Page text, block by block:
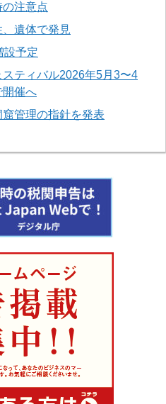
注意点
遺体で発見
設予定
スティバル2026年5月3〜4
開催へ
窟管理の指針を発表